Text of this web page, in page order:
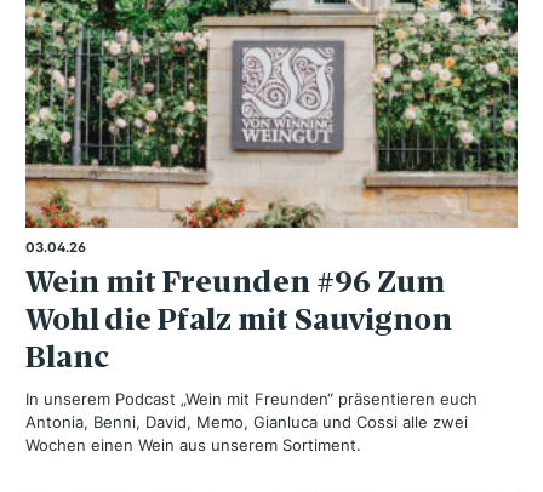
03.04.26
Wein mit Freunden #96 Zum
Wohl die Pfalz mit Sauvignon
Blanc
In unserem Podcast „Wein mit Freunden“ präsentieren euch
Antonia, Benni, David, Memo, Gianluca und Cossi alle zwei
Wochen einen Wein aus unserem Sortiment.